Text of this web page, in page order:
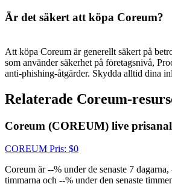
Trade New Futures, Win 200,000
Crypto World Cup 2026: Grand
77,777+3k Rewards
Är det säkert att köpa Coreum?
Att köpa Coreum är generellt säkert på
som använder säkerhet på företagsnivå,
anti-phishing-åtgärder. Skydda alltid dina
Relaterade Coreum-
Coreum (COREUM) live
COREUM Pris: $0
Coreum är --% under de senaste 7
timmarna och --% under den senaste